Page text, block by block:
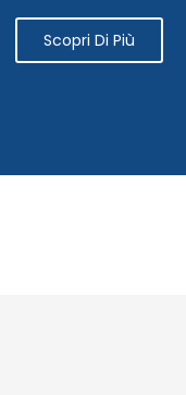
Scopri Di Più